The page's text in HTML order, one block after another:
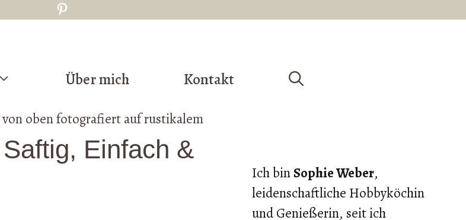
Pinterest
Über mich Kontakt
Einfach &
Ich binSophie Weber,
leidenschaftliche Hobbyköchin
und Genießerin, seit ich